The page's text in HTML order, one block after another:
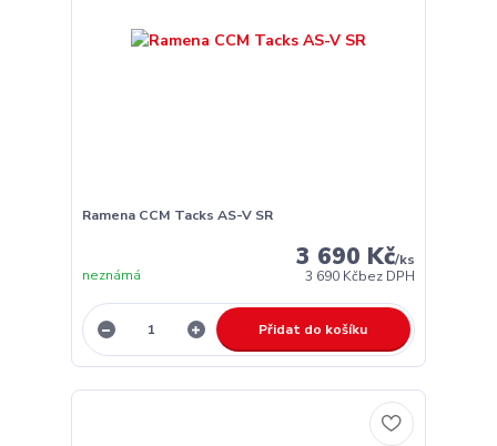
Ramena CCM Tacks AS-V SR
3 690 Kč/ks
3 690 Kčbez DPH
neznámá
Přidat do košíku